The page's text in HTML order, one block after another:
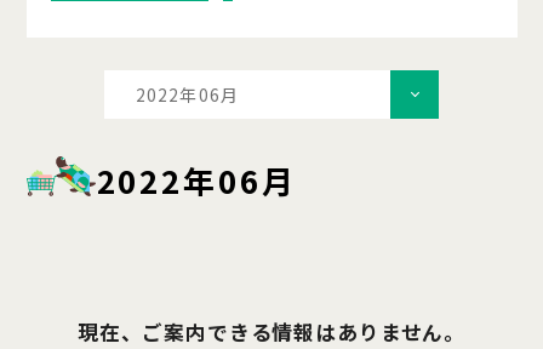
2022年06月
2022年06月
現在、ご案内できる情報はありません。